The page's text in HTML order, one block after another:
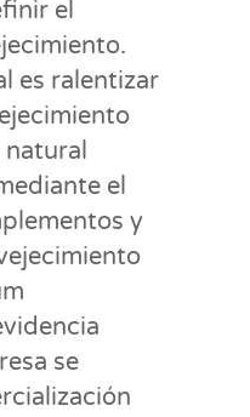
el
es ralentizar
natural
el
y
se